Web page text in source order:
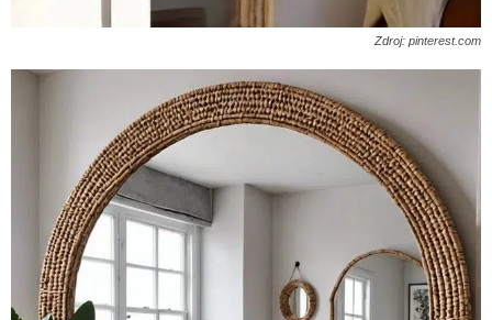
Zdroj: pinterest.com